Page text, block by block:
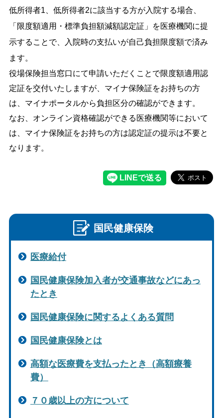
低所得者1、低所得者2に該当する方が入院する場合、
「限度額適用・標準負担額減額認定証」を医療機関に提
示することで、入院時の支払いが自己負担限度額で済み
ます。
役場保険担当窓口にて申請いただくことで限度額適用認
定証を交付いたしますが、マイナ保険証をお持ちの方
は、マイナポータルから負担区分の確認ができます。
なお、オンライン資格確認ができる医療機関等において
は、マイナ保険証をお持ちの方は認定証の提示は不要と
なります。
国民健康保険
医療給付
国民健康保険加入者が交通事故などにあっ
たとき
国民健康保険に関するよくある質問
国民健康保険とは
高額な医療費を支払ったとき（高額療養
費）
７０歳以上の方について